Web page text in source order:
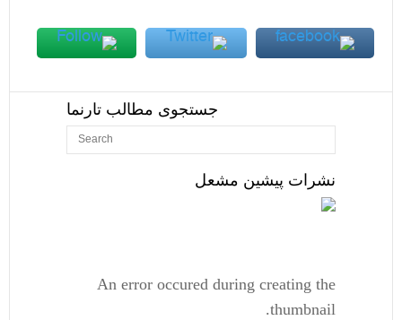
جستجوی مطالب تارنما
نشرات پیشین مشعل
An error occured during creating the
thumbnail.